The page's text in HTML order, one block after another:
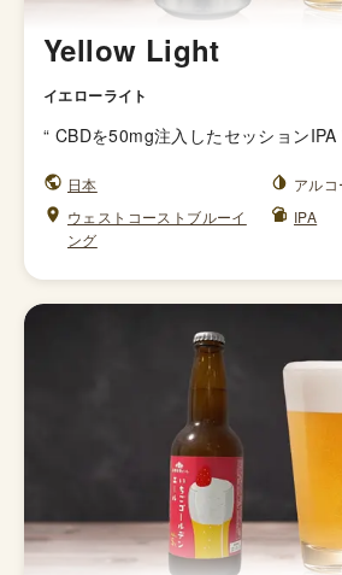
Yellow Light
イエローライト
“ CBDを50mg注入したセッションIPA
日本
アル
ウェストコーストブルーイ
ング
IPA